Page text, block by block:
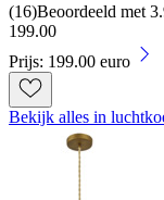
(16)Beoordeeld met
199.00
Prijs: 199.00 euro
Bekijk alles in